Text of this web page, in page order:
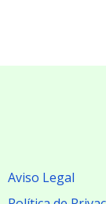
Aviso Legal